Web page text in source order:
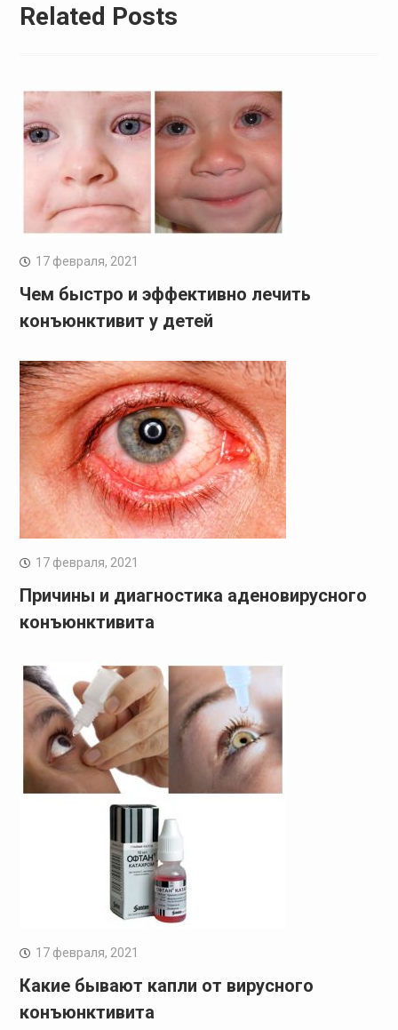
Related Posts
17 февраля, 2021
Чем быстро и эффективно лечить
конъюнктивит у детей
17 февраля, 2021
Причины и диагностика аденовирусного
конъюнктивита
17 февраля, 2021
Какие бывают капли от вирусного
конъюнктивита